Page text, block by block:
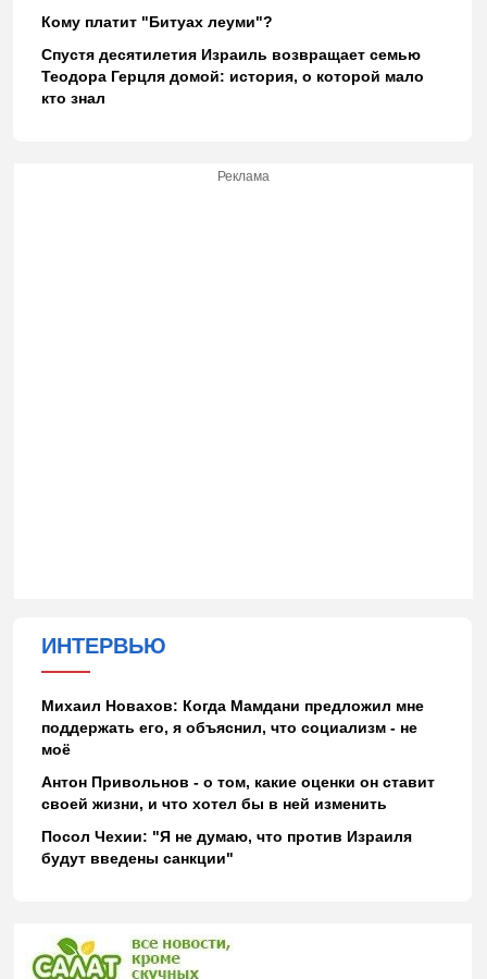
Кому платит "Битуах леуми"?
Спустя десятилетия Израиль возвращает семью
Теодора Герцля домой: история, о которой мало
кто знал
Реклама
ИНТЕРВЬЮ
Михаил Новахов: Когда Мамдани предложил мне
поддержать его, я объяснил, что социализм - не
моё
Антон Привольнов - о том, какие оценки он ставит
своей жизни, и что хотел бы в ней изменить
Посол Чехии: "Я не думаю, что против Израиля
будут введены санкции"